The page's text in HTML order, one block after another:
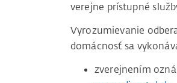
verejne prístupné
Vyrozumievanie
domácnosť sa
zverejnením